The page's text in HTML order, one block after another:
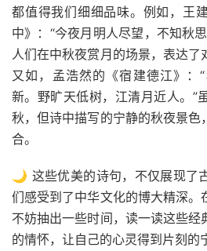
都值得我们细细品味。例如，王
中》：“今夜月明人尽望，不知秋
人们在中秋夜赏月的场景，表达了
又如，孟浩然的《宿建德江》：
新。野旷天低树，江清月近人。”
秋，但诗中描写的宁静的秋夜景色
合。
🌙 这些优美的诗句，不仅展现了
们感受到了中华文化的博大精深。
不妨抽出一些时间，读一读这些经
的情怀，让自己的心灵得到片刻的